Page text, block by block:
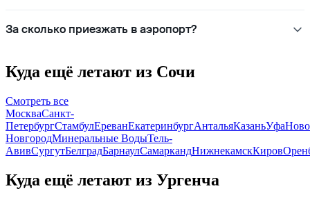
За сколько приезжать в аэропорт?
Куда ещё летают из Сочи
Смотреть все
МоскваСанкт-
ПетербургСтамбулЕреванЕкатеринбургАнтальяКазаньУфа
НовгородМинеральные ВодыТель-
АвивСургутБелградБарнаулСамаркандНижнекамскКиров
Куда ещё летают из Ургенча